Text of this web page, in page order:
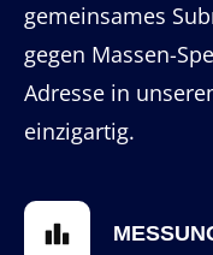
gemeinsames
gegen Massen-
Adresse in
einzigartig.